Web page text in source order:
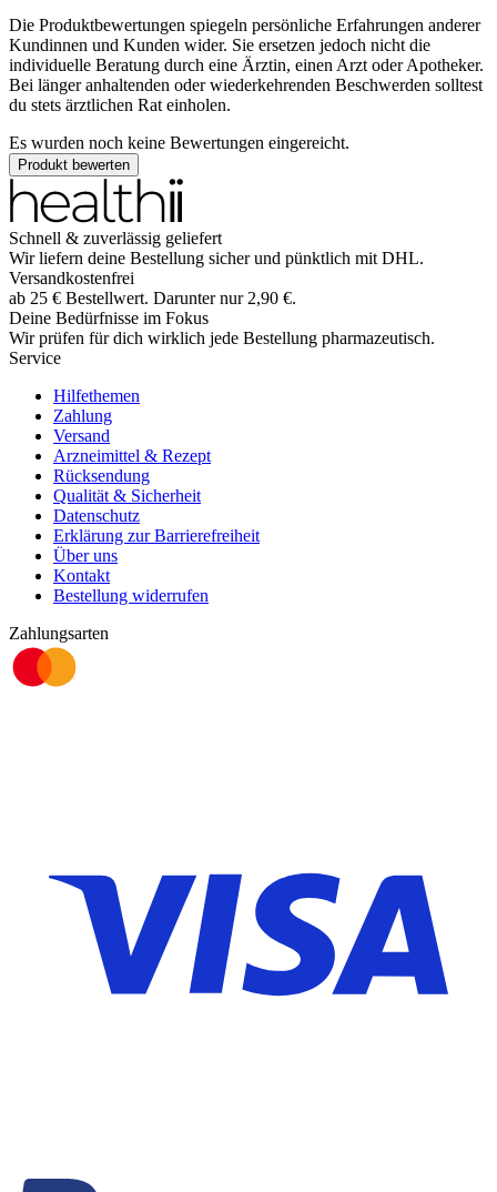
Die Produktbewertungen spiegeln persönliche Erfahrungen anderer
Kundinnen und Kunden wider. Sie ersetzen jedoch nicht die
individuelle Beratung durch eine Ärztin, einen Arzt oder Apotheker.
Bei länger anhaltenden oder wiederkehrenden Beschwerden solltest
du stets ärztlichen Rat einholen.
Es wurden noch keine Bewertungen eingereicht.
Produkt bewerten
Schnell & zuverlässig geliefert
Wir liefern deine Bestellung sicher und pünktlich mit DHL.
Versandkostenfrei
ab 25 € Bestellwert. Darunter nur 2,90 €.
Deine Bedürfnisse im Fokus
Wir prüfen für dich wirklich jede Bestellung pharmazeutisch.
Service
Hilfethemen
Zahlung
Versand
Arzneimittel & Rezept
Rücksendung
Qualität & Sicherheit
Datenschutz
Erklärung zur Barrierefreiheit
Über uns
Kontakt
Bestellung widerrufen
Zahlungsarten